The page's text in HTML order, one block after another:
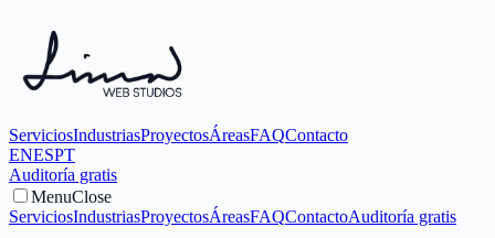
ServiciosIndustriasProyectosÁreasFAQContacto
ENESPT
Auditoría gratis
MenuClose
ServiciosIndustriasProyectosÁreasFAQContactoAuditoría gratis